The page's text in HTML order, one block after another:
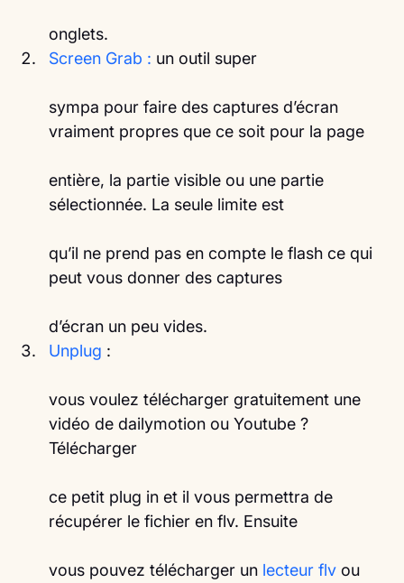
onglets.
Screen Grab : un outil super
sympa pour faire des captures d’écran
vraiment propres que ce soit pour la page
entière, la partie visible ou une partie
sélectionnée. La seule limite est
qu’il ne prend pas en compte le flash ce qui
peut vous donner des captures
d’écran un peu vides.
Unplug :
vous voulez télécharger gratuitement une
vidéo de dailymotion ou Youtube ?
Télécharger
ce petit plug in et il vous permettra de
récupérer le fichier en flv. Ensuite
vous pouvez télécharger un lecteur flv ou